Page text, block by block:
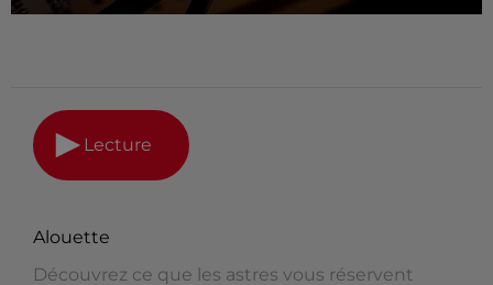
Lecture
Alouette
Découvrez ce que les astres vous réservent